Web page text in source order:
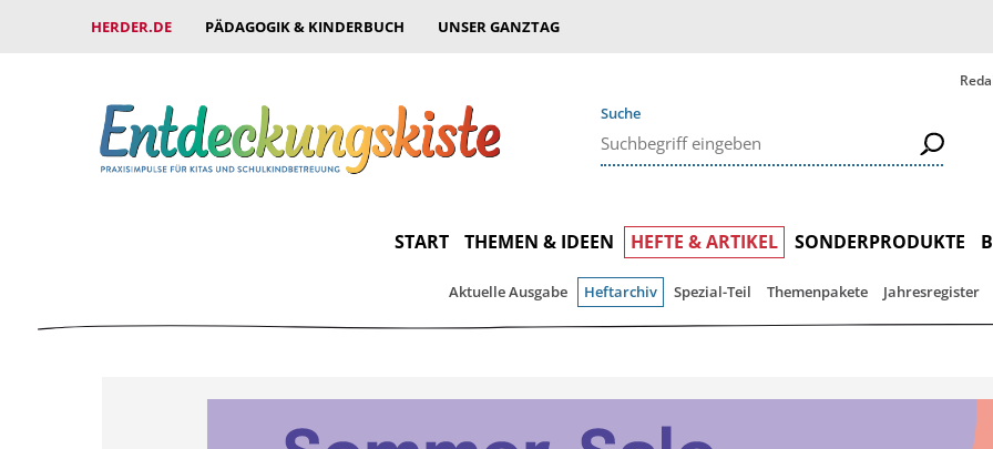
HERDER.DE PÄDAGOGIK & KINDERBUCH UNSER GANZTAG
Suche
START THEMEN & IDEEN HEFTE & ARTIKEL SONDERPRODUKTE
Aktuelle Ausgabe Heftarchiv Spezial-Teil Themenpakete Jahresregister